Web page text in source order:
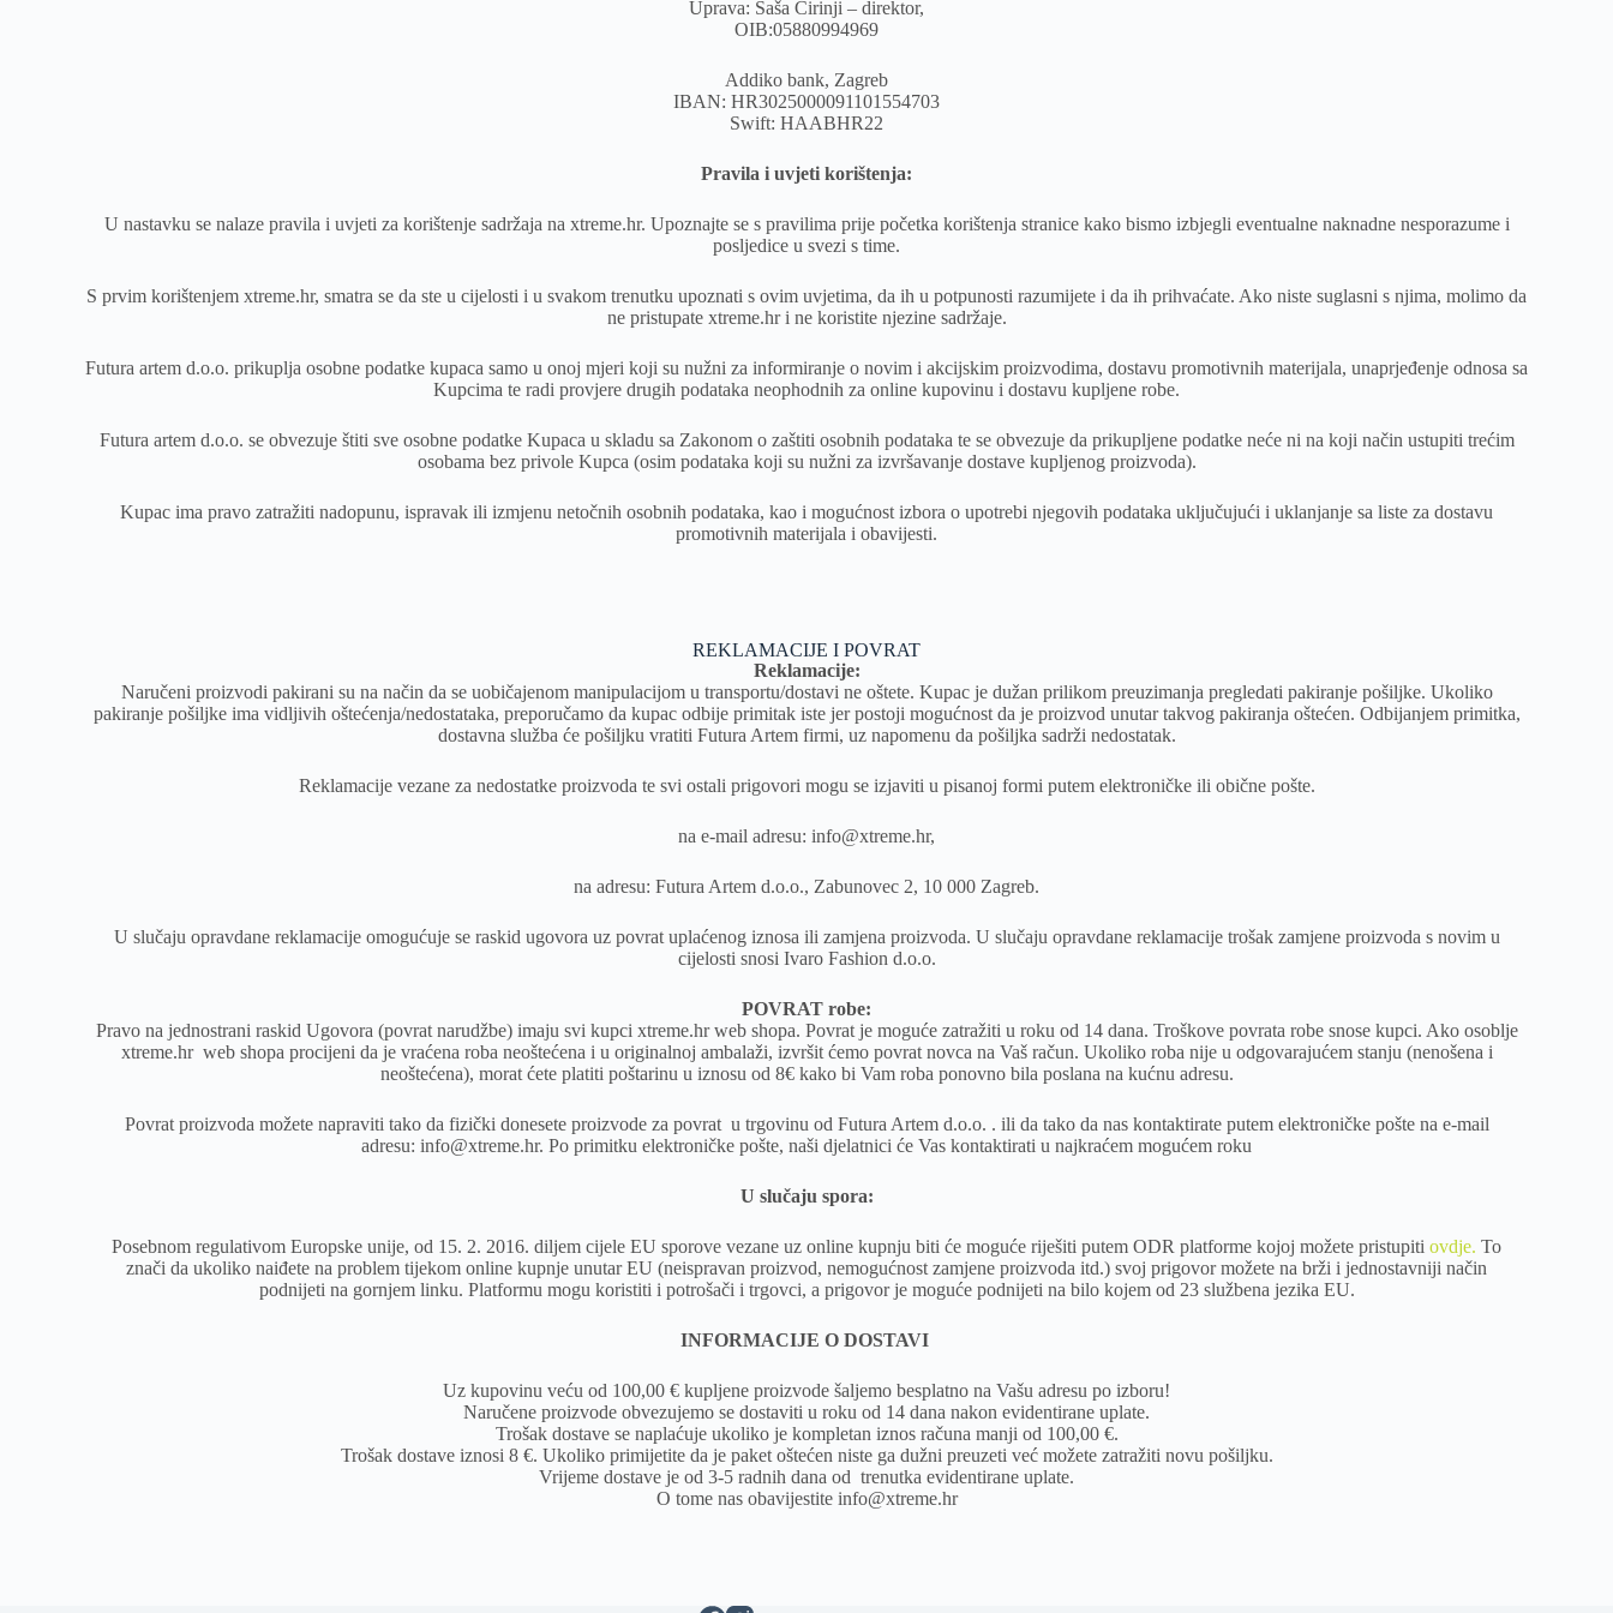
Uprava: Saša Čirinji – direktor,
OIB:05880994969
Addiko bank, Zagreb
IBAN: HR3025000091101554703
Swift: HAABHR22
Pravila i uvjeti korištenja:
U nastavku se nalaze pravila i uvjeti za korištenje sadržaja na xtreme.hr. Upoznajte se s pravilima prije početka korištenja stranice kako bismo izbjegli eventualne naknadne nesporazume i
posljedice u svezi s time.
S prvim korištenjem xtreme.hr, smatra se da ste u cijelosti i u svakom trenutku upoznati s ovim uvjetima, da ih u potpunosti razumijete i da ih prihvaćate. Ako niste suglasni s njima, molimo da
ne pristupate xtreme.hr i ne koristite njezine sadržaje.
Futura artem d.o.o. prikuplja osobne podatke kupaca samo u onoj mjeri koji su nužni za informiranje o novim i akcijskim proizvodima, dostavu promotivnih materijala, unaprjeđenje odnosa sa
Kupcima te radi provjere drugih podataka neophodnih za online kupovinu i dostavu kupljene robe.
Futura artem d.o.o. se obvezuje štiti sve osobne podatke Kupaca u skladu sa Zakonom o zaštiti osobnih podataka te se obvezuje da prikupljene podatke neće ni na koji način ustupiti trećim
osobama bez privole Kupca (osim podataka koji su nužni za izvršavanje dostave kupljenog proizvoda).
Kupac ima pravo zatražiti nadopunu, ispravak ili izmjenu netočnih osobnih podataka, kao i mogućnost izbora o upotrebi njegovih podataka uključujući i uklanjanje sa liste za dostavu
promotivnih materijala i obavijesti.
REKLAMACIJE I POVRAT
Reklamacije:
Naručeni proizvodi pakirani su na način da se uobičajenom manipulacijom u transportu/dostavi ne oštete. Kupac je dužan prilikom preuzimanja pregledati pakiranje pošiljke. Ukoliko
pakiranje pošiljke ima vidljivih oštećenja/nedostataka, preporučamo da kupac odbije primitak iste jer postoji mogućnost da je proizvod unutar takvog pakiranja oštećen. Odbijanjem primitka,
dostavna služba će pošiljku vratiti Futura Artem firmi, uz napomenu da pošiljka sadrži nedostatak.
Reklamacije vezane za nedostatke proizvoda te svi ostali prigovori mogu se izjaviti u pisanoj formi putem elektroničke ili obične pošte.
na e-mail adresu: info@xtreme.hr,
na adresu: Futura Artem d.o.o., Zabunovec 2, 10 000 Zagreb.
U slučaju opravdane reklamacije omogućuje se raskid ugovora uz povrat uplaćenog iznosa ili zamjena proizvoda. U slučaju opravdane reklamacije trošak zamjene proizvoda s novim u
cijelosti snosi Ivaro Fashion d.o.o.
POVRAT robe:
Pravo na jednostrani raskid Ugovora (povrat narudžbe) imaju svi kupci xtreme.hr web shopa. Povrat je moguće zatražiti u roku od 14 dana. Troškove povrata robe snose kupci. Ako osoblje
xtreme.hr web shopa procijeni da je vraćena roba neoštećena i u originalnoj ambalaži, izvršit ćemo povrat novca na Vaš račun. Ukoliko roba nije u odgovarajućem stanju (nenošena i
neoštećena), morat ćete platiti poštarinu u iznosu od 8€ kako bi Vam roba ponovno bila poslana na kućnu adresu.
Povrat proizvoda možete napraviti tako da fizički donesete proizvode za povrat u trgovinu od Futura Artem d.o.o. . ili da tako da nas kontaktirate putem elektroničke pošte na e-mail
adresu: info@xtreme.hr. Po primitku elektroničke pošte, naši djelatnici će Vas kontaktirati u najkraćem mogućem roku
U slučaju spora:
Posebnom regulativom Europske unije, od 15. 2. 2016. diljem cijele EU sporove vezane uz online kupnju biti će moguće riješiti putem ODR platforme kojoj možete pristupiti ovdje. To
znači da ukoliko naiđete na problem tijekom online kupnje unutar EU (neispravan proizvod, nemogućnost zamjene proizvoda itd.) svoj prigovor možete na brži i jednostavniji način
podnijeti na gornjem linku. Platformu mogu koristiti i potrošači i trgovci, a prigovor je moguće podnijeti na bilo kojem od 23 službena jezika EU.
INFORMACIJE O DOSTAVI
Uz kupovinu veću od 100,00 € kupljene proizvode šaljemo besplatno na Vašu adresu po izboru!
Naručene proizvode obvezujemo se dostaviti u roku od 14 dana nakon evidentirane uplate.
Trošak dostave se naplaćuje ukoliko je kompletan iznos računa manji od 100,00 €.
Trošak dostave iznosi 8 €. Ukoliko primijetite da je paket oštećen niste ga dužni preuzeti već možete zatražiti novu pošiljku.
Vrijeme dostave je od 3-5 radnih dana od trenutka evidentirane uplate.
O tome nas obavijestite info@xtreme.hr